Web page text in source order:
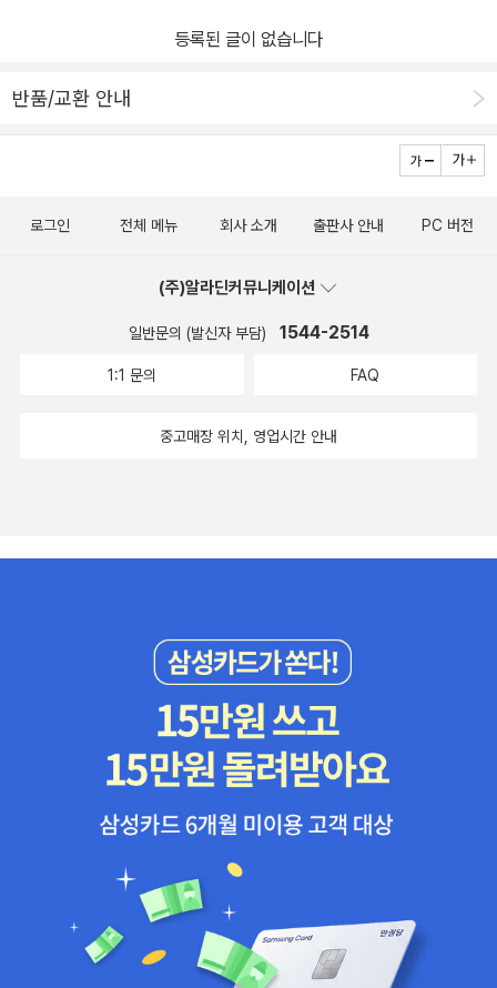
등록된 글이 없습니다
반품/교환 안내
로그인 전체 메뉴 회사 소개 출판사 안내 PC 버전
(주)알라딘커뮤니케이션
일반문의 (발신자 부담) 1544-2514
1:1 문의 FAQ
중고매장 위치, 영업시간 안내